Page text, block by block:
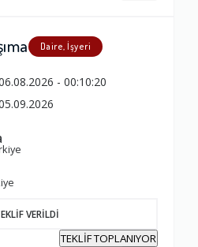
Daire, İşyeri
- 00:10:20
VERİLDİ
TEKLİF TOPLANIYOR
Hizmeti
ile İletişim
1.0